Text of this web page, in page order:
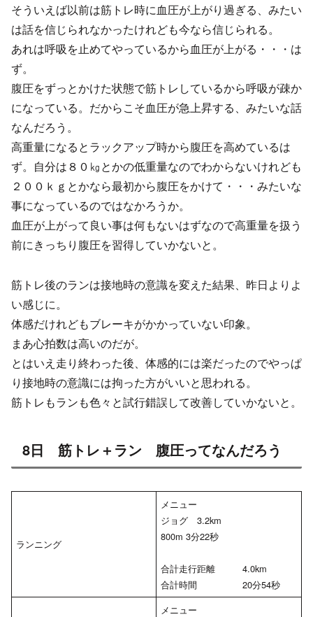
そういえば以前は筋トレ時に血圧が上がり過ぎる、みたい
は話を信じられなかったけれども今なら信じられる。
あれは呼吸を止めてやっているから血圧が上がる・・・は
ず。
腹圧をずっとかけた状態で筋トレしているから呼吸が疎か
になっている。だからこそ血圧が急上昇する、みたいな話
なんだろう。
高重量になるとラックアップ時から腹圧を高めているは
ず。自分は８０㎏とかの低重量なのでわからないけれども
２００ｋｇとかなら最初から腹圧をかけて・・・みたいな
事になっているのではなかろうか。
血圧が上がって良い事は何もないはずなので高重量を扱う
前にきっちり腹圧を習得していかないと。
筋トレ後のランは接地時の意識を変えた結果、昨日よりよ
い感じに。
体感だけれどもブレーキがかかっていない印象。
まあ心拍数は高いのだが。
とはいえ走り終わった後、体感的には楽だったのでやっぱ
り接地時の意識には拘った方がいいと思われる。
筋トレもランも色々と試行錯誤して改善していかないと。
8日 筋トレ＋ラン 腹圧ってなんだろう
ランニング
メニュー
ジョグ 3.2km
800m 3分22秒
合計走行距離 4.0km
合計時間 20分54秒
メニュー